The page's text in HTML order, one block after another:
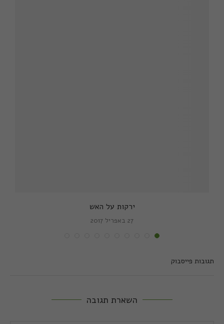
ירקות על האש
27 באפריל 2017
תגובות פייסבוק
השארת תגובה